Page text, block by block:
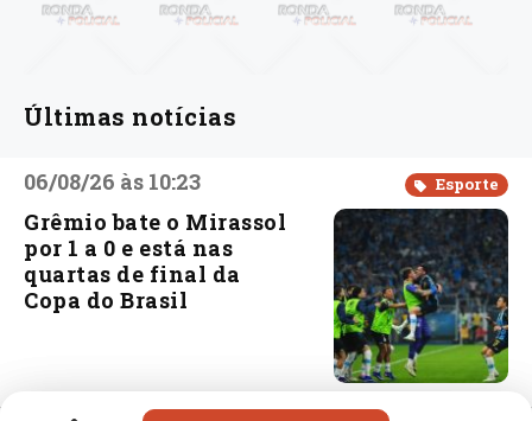
Últimas notícias
06/08/26 às 10:23 Esporte
Grêmio bate o Mirassol
por 1 a 0 e está nas
quartas de final da
Copa do Brasil